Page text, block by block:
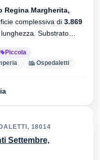
Regina Margherita,
complessiva di 3.869
Substrato
Piccola
Ospedaletti
18014
Settembre,